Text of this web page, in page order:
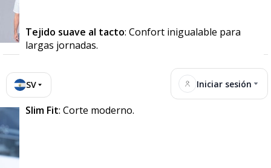
SV Iniciar sesión
Tejido suave al tacto: Confort inigualable para
largas jornadas.
Slim Fit: Corte moderno.